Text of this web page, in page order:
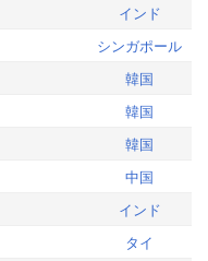
インド
シンガポール
韓国
韓国
韓国
中国
インド
タイ